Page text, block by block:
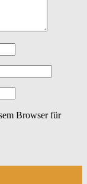
Browser für